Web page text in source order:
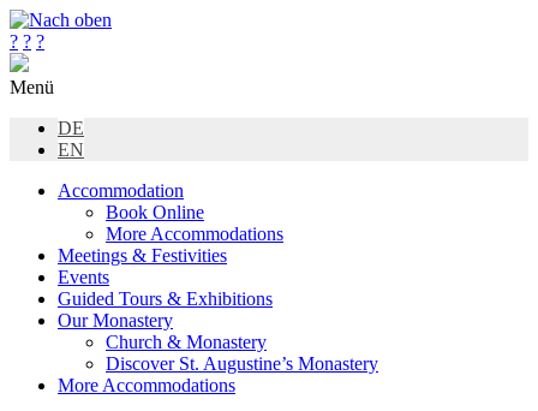
? ? ?
Menü
DE
EN
Accommodation
Book Online
More Accommodations
Meetings & Festivities
Events
Guided Tours & Exhibitions
Our Monastery
Church & Monastery
Discover St. Augustine’s Monastery
More Accommodations